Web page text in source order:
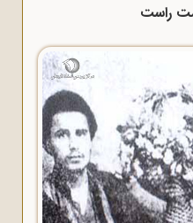
راست